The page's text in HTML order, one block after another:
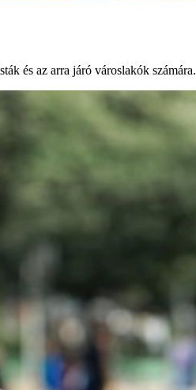
és az arra járó városlakók számára.